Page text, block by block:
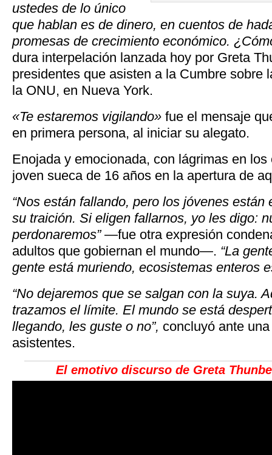
ustedes de lo único
que hablan es de dinero, en cuentos de
promesas de crecimiento económico.
dura interpelación lanzada hoy por Greta
presidentes que asisten a la Cumbre sobre
la ONU, en Nueva York.
«Te estaremos vigilando» fue el mensaje
en primera persona, al iniciar su alegato.
Enojada y emocionada, con lágrimas en
joven sueca de 16 años en la apertura de
“Nos están fallando, pero los jóvenes están
su traición. Si eligen fallarnos, yo les digo:
perdonaremos”—fue otra expresión
adultos que gobiernan el mundo—. “La
gente está muriendo, ecosistemas enteros
“No dejaremos que se salgan con la suya.
trazamos el límite. El mundo se está
llegando, les guste o no”, concluyó ante
asistentes.
El emotivo discurso de Greta